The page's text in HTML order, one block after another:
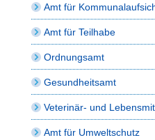
Amt für
Amt für Teilhabe
Ordnungsamt
Gesundheitsamt
Veterinär- und
Amt für Umweltschutz